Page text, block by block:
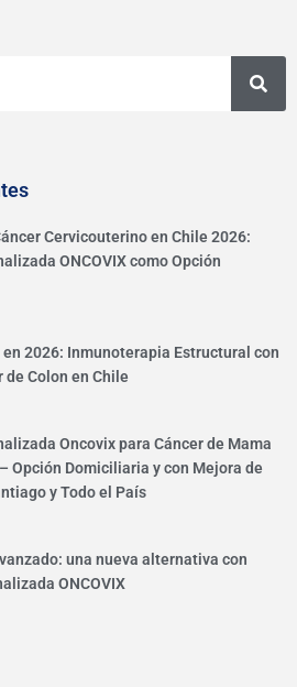
Cervicouterino en Chile 2026:
ONCOVIX como Opción
en 2026: Inmunoterapia Estructural con
de Colon en Chile
Oncovix para Cáncer de Mama
Opción Domiciliaria y con Mejora de
y Todo el País
una nueva alternativa con
ONCOVIX